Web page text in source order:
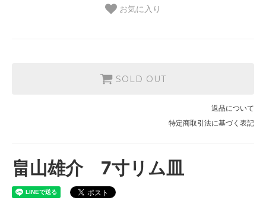
お気に入り
SOLD OUT
返品について
特定商取引法に基づく表記
畠山雄介 7寸リム皿